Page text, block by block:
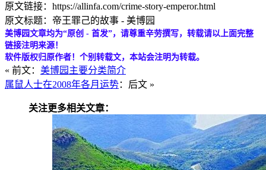
原文链接：https://allinfa.com/crime-story-emperor.html
原文标题：帝王罪己的故事 - 美博园
美博园文章均为“原创 - 首发”，请尊重辛劳撰写，转载请以上面完整
链接注明来源！
软件版权归原作者！个别转载文，本站会注明为转载。
« 前文： 美博园主要分类简介
属鼠人士在2008年各月运势：后文 »
关注更多相关文章：